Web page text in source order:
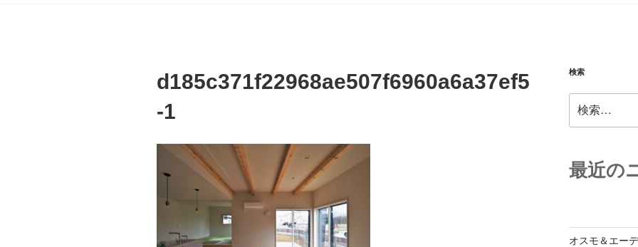
d185c371f22968ae507f6960a6a37ef5
-1
検索
索:
最近の
オスモ＆エー